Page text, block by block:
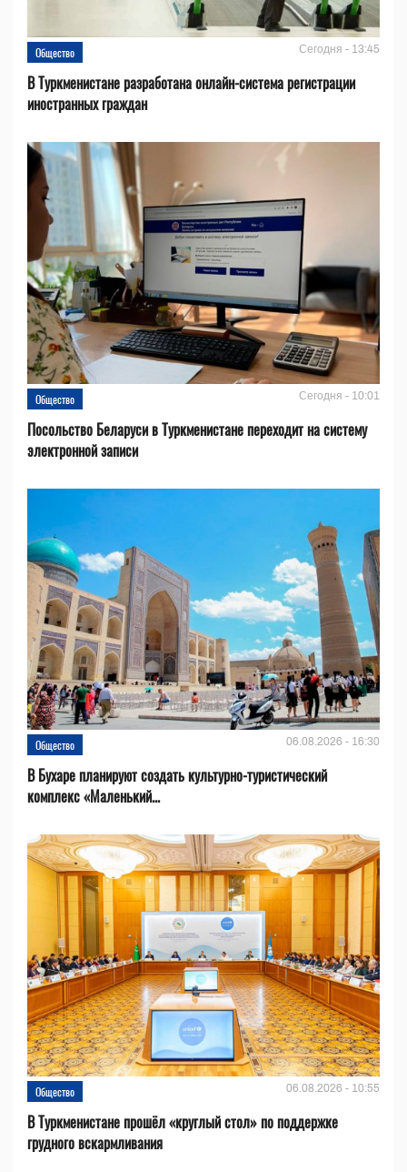
Общество Сегодня - 13:45
В Туркменистане разработана онлайн-система регистрации
иностранных граждан
Общество Сегодня - 10:01
Посольство Беларуси в Туркменистане переходит на систему
электронной записи
Общество 06.08.2026 - 16:30
В Бухаре планируют создать культурно-туристический
комплекс «Маленький...
Общество 06.08.2026 - 10:55
В Туркменистане прошёл «круглый стол» по поддержке
грудного вскармливания